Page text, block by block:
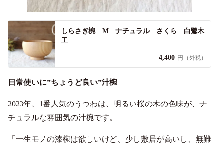
しらさぎ椀 M ナチュラル さくら 白鷺木
工
4,400 円（外税）
日常使いに”ちょうど良い”汁椀
2023年、1番人気のうつわは、明るい桜の木の色味が、ナ
チュラルな雰囲気の汁椀です。
「一生モノの漆椀は欲しいけど、少し敷居が高いし、無難